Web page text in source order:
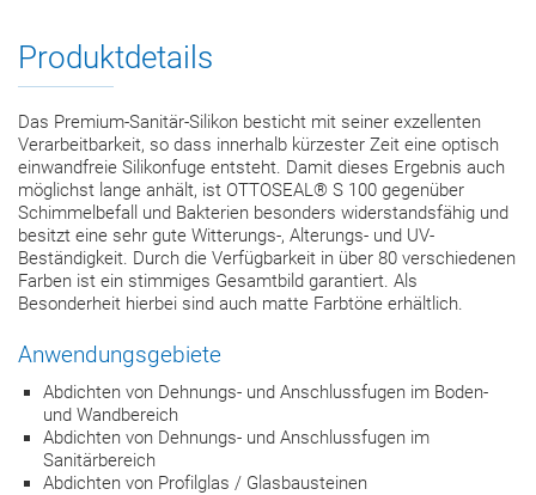
Produktdetails
Das Premium-Sanitär-Silikon besticht mit seiner exzellenten
Verarbeitbarkeit, so dass innerhalb kürzester Zeit eine optisch
einwandfreie Silikonfuge entsteht. Damit dieses Ergebnis auch
möglichst lange anhält, ist OTTOSEAL® S 100 gegenüber
Schimmelbefall und Bakterien besonders widerstandsfähig und
besitzt eine sehr gute Witterungs-, Alterungs- und UV-
Beständigkeit. Durch die Verfügbarkeit in über 80 verschiedenen
Farben ist ein stimmiges Gesamtbild garantiert. Als
Besonderheit hierbei sind auch matte Farbtöne erhältlich.
Anwendungsgebiete
Abdichten von Dehnungs- und Anschlussfugen im Boden-
und Wandbereich
Abdichten von Dehnungs- und Anschlussfugen im
Sanitärbereich
Abdichten von Profilglas / Glasbausteinen